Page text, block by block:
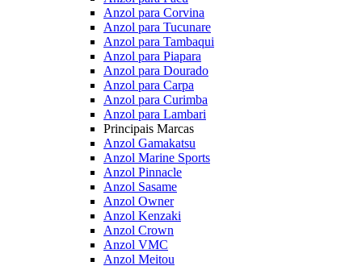
Anzol para Corvina
Anzol para Tucunare
Anzol para Tambaqui
Anzol para Piapara
Anzol para Dourado
Anzol para Carpa
Anzol para Curimba
Anzol para Lambari
Principais Marcas
Anzol Gamakatsu
Anzol Marine Sports
Anzol Pinnacle
Anzol Sasame
Anzol Owner
Anzol Kenzaki
Anzol Crown
Anzol VMC
Anzol Meitou